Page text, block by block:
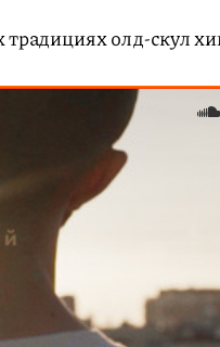
олд-скул